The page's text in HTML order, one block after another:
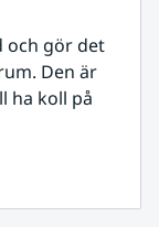
och gör det
Den är
ha koll på